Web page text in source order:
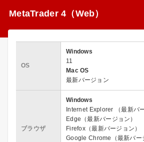
MetaTrader 4（Web）
OS
Windows
11
Mac OS
最新バージョン
ブラウザ
Windows
Internet Explorer （最新バ
Edge（最新バージョン）
Firefox（最新バージョン）
Google Chrome（最新バー